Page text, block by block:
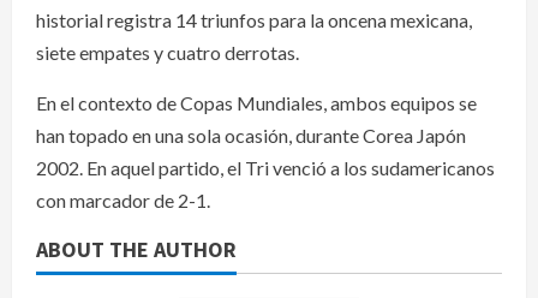
historial registra 14 triunfos para la oncena mexicana,
siete empates y cuatro derrotas.
En el contexto de Copas Mundiales, ambos equipos se
han topado en una sola ocasión, durante Corea Japón
2002. En aquel partido, el Tri venció a los sudamericanos
con marcador de 2-1.
ABOUT THE AUTHOR